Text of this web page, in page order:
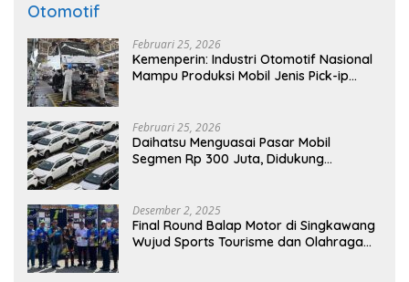
Otomotif
Februari 25, 2026
Kemenperin: Industri Otomotif Nasional
Mampu Produksi Mobil Jenis Pick-ip
Februari 25, 2026
Daihatsu Menguasai Pasar Mobil
Segmen Rp 300 Juta, Didukung
Desember 2, 2025
Final Round Balap Motor di Singkawang
Wujud Sports Tourisme dan Olahraga